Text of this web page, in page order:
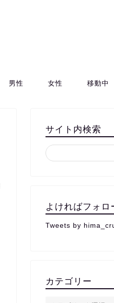
男性 女性 移動中
サイト内検索
よければフォロ
Tweets by
カテゴリー